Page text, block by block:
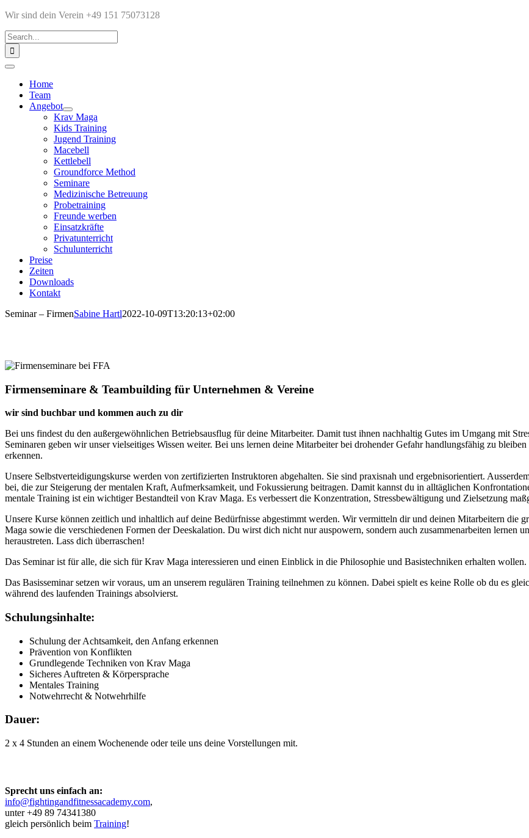
Zum
springen
Wir sind dein Verein +49 151 75073128‬
Suche
nach:
Toggle
NavigationHome
Team
Angebot
Krav Maga
Kids Training
Jugend Training
Macebell
Kettlebell
Groundforce Method
Seminare
Medizinische Betreuung
Probetraining
Freunde werben
Einsatzkräfte
Privatunterricht
Schulunterricht
Preise
Zeiten
Downloads
Kontakt
Seminar – FirmenSabine Hartl2022-10-09T13:20:13+02:00
Firmenseminare & Teambuilding für Unternehmen & Vereine
wir sind buchbar und kommen auch zu dir
Bei uns findest du den außergewöhnlichen Betriebsausflug für deine Mitarbeiter. Damit tust ihnen nachhaltig Gutes im Umgang mit
Seminaren geben wir unser vielseitiges Wissen weiter. Bei uns lernen deine Mitarbeiter bei drohender Gefahr handlungsfähig zu
erkennen.
Unsere Selbstverteidigungskurse werden von zertifizierten Instruktoren abgehalten. Sie sind praxisnah und ergebnisorientiert.
bei, die zur Steigerung der mentalen Kraft, Aufmerksamkeit, und Fokussierung beitragen. Damit kannst du in alltäglichen
mentale Training ist ein wichtiger Bestandteil von Krav Maga. Es verbessert die Konzentration, Stressbewältigung und Zielsetzung
Unsere Kurse können zeitlich und inhaltlich auf deine Bedürfnisse abgestimmt werden. Wir vermitteln dir und deinen Mitarbeitern die
Maga sowie die verschiedenen Formen der Deeskalation. Du wirst dich nicht nur auspowern, sondern auch zusammenarbeiten lernen
heraustreten. Lass dich überraschen!
Das Seminar ist für alle, die sich für Krav Maga interessieren und einen Einblick in die Philosophie und Basistechniken erhalten wollen.
Das Basisseminar setzen wir voraus, um an unserem regulären Training teilnehmen zu können. Dabei spielt es keine Rolle ob du es
während des laufenden Trainings absolvierst.
Schulungsinhalte:
Schulung der Achtsamkeit, den Anfang erkennen
Prävention von Konflikten
Grundlegende Techniken von Krav Maga
Sicheres Auftreten & Körpersprache
Mentales Training
Notwehrrecht & Notwehrhilfe
Dauer:
2 x 4 Stunden an einem Wochenende oder teile uns deine Vorstellungen mit.
Sprecht uns einfach an:
info@fightingandfitnessacademy.com,
unter +49 89 74341380
gleich persönlich beim Training!